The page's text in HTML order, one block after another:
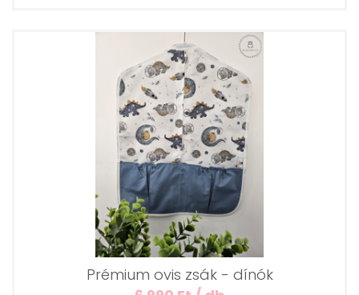
Prémium ovis zsák - dínók